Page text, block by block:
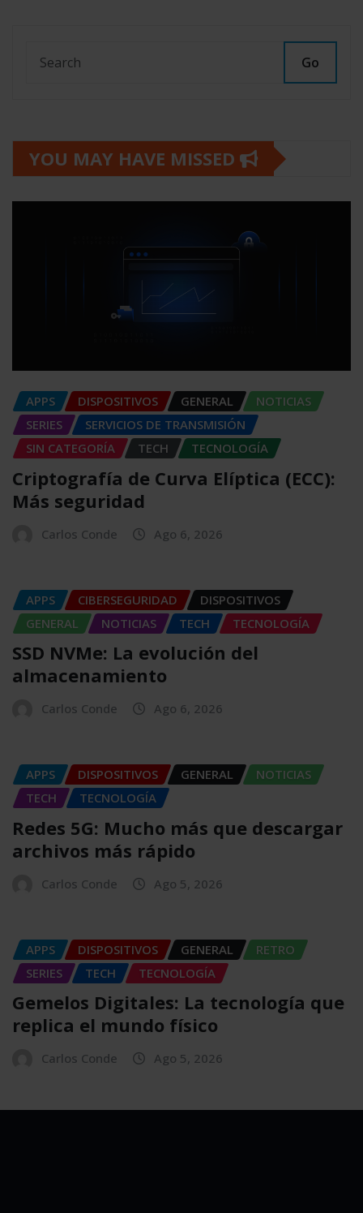
Go
YOU MAY HAVE MISSED
APPS DISPOSITIVOS GENERAL
NOTICIAS
SERIES
SERVICIOS DE TRANSMISIÓN
SIN CATEGORÍA
TECH TECNOLOGÍA
Criptografía de Curva Elíptica (ECC):
Más seguridad
Carlos Conde Ago 6, 2026
APPS CIBERSEGURIDAD
DISPOSITIVOS
GENERAL
NOTICIAS TECH TECNOLOGÍA
SSD NVMe: La evolución del
almacenamiento
Carlos Conde Ago 6, 2026
APPS DISPOSITIVOS GENERAL
NOTICIAS
TECH
TECNOLOGÍA
Redes 5G: Mucho más que descargar
archivos más rápido
Carlos Conde Ago 5, 2026
APPS DISPOSITIVOS GENERAL
RETRO
SERIES
TECH TECNOLOGÍA
Gemelos Digitales: La tecnología que
replica el mundo físico
Carlos Conde Ago 5, 2026